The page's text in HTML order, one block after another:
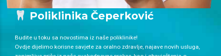
Poliklinika Čeperković
Budite u toku sa novostima iz naše poliklinike!
Ovdje dijelimo korisne savjete za oralno zdravlje, najave novih usluga,